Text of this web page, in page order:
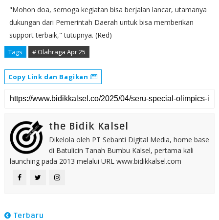
"Mohon doa, semoga kegiatan bisa berjalan lancar, utamanya
dukungan dari Pemerintah Daerah untuk bisa memberikan
support terbaik," tutupnya. (Red)
Tags # Olahraga Apr 25
Copy Link dan Bagikan
the Bidik Kalsel
Dikelola oleh PT Sebanti Digital Media, home base
di Batulicin Tanah Bumbu Kalsel, pertama kali
launching pada 2013 melalui URL www.bidikkalsel.com
Terbaru